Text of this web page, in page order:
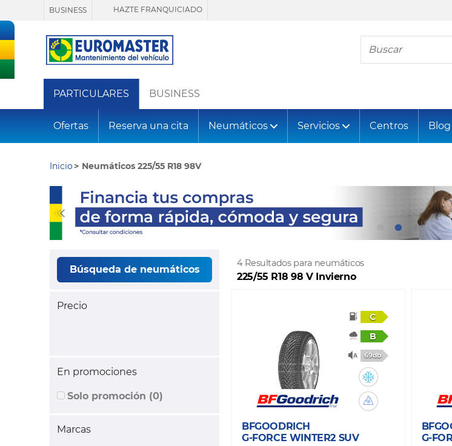
BUSINESS HAZTE FRANQUICIADO
Busca tu
PARTICULARES BUSINESS
Ofertas Reserva una cita Neumáticos Servicios Centros Blog
Inicio Neumáticos 225/55 R18 98V
Búsqueda de neumáticos
Precio
En promociones
Solo promoción (0)
Marcas
4 Resultados para neumáticos
225/55 R18 98 V Invierno
C
B
69db
BFGOODRICH
G-FORCE WINTER2 SUV
G-